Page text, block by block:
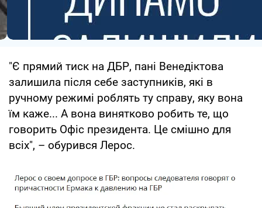
"Є прямий тиск на ДБР, пані Венедіктова
залишила після себе заступників, які в
ручному режимі роблять ту справу, яку вона
їм каже... А вона винятково робить те, що
говорить Офіс президента. Це смішно для
всіх", – обурився Лерос.